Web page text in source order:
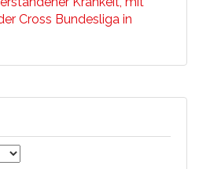
Cross Bundesliga in